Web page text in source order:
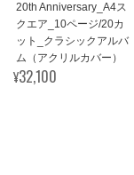
20th Anniversary_A4ス
クエア_10ページ/20カ
ット_クラシックアルバ
ム（アクリルカバー）
¥32,100